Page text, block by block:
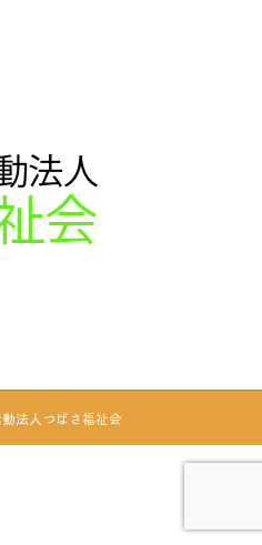
法人つばさ福祉会